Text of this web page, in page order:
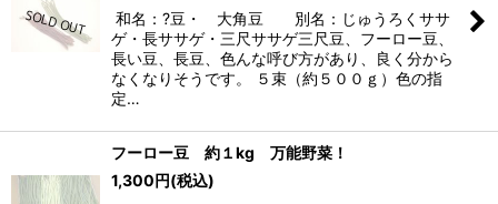
和名：?豆・ 大角豆 別名：じゅうろくササ
ゲ・長ササゲ・三尺ササゲ三尺豆、フーロー豆、
長い豆、長豆、色んな呼び方があり、良く分から
なくなりそうです。 ５束（約５００ｇ）色の指
定…
フーロー豆 約１kg 万能野菜！
1,300円(税込)